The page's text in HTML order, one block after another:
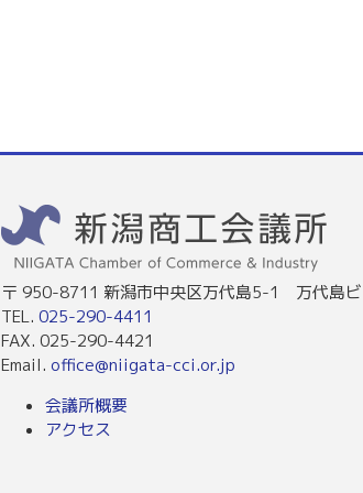
〒 950-8711 新潟市中央区万代島5-1 万代島
TEL. 025-290-4411
FAX. 025-290-4421
Email. office@niigata-cci.or.jp
会議所概要
アクセス